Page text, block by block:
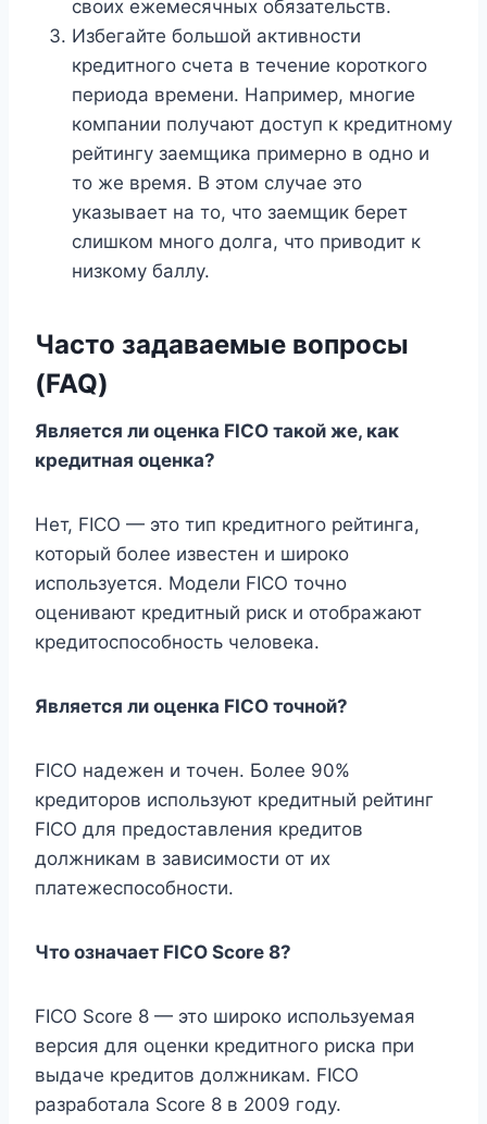
своих ежемесячных обязательств.
Избегайте большой активности
кредитного счета в течение короткого
периода времени. Например, многие
компании получают доступ к кредитному
рейтингу заемщика примерно в одно и
то же время. В этом случае это
указывает на то, что заемщик берет
слишком много долга, что приводит к
низкому баллу.
Часто задаваемые вопросы
(FAQ)
Является ли оценка FICO такой же, как
кредитная оценка?
Нет, FICO — это тип кредитного рейтинга,
который более известен и широко
используется. Модели FICO точно
оценивают кредитный риск и отображают
кредитоспособность человека.
Является ли оценка FICO точной?
FICO надежен и точен. Более 90%
кредиторов используют кредитный рейтинг
FICO для предоставления кредитов
должникам в зависимости от их
платежеспособности.
Что означает FICO Score 8?
FICO Score 8 — это широко используемая
версия для оценки кредитного риска при
выдаче кредитов должникам. FICO
разработала Score 8 в 2009 году.